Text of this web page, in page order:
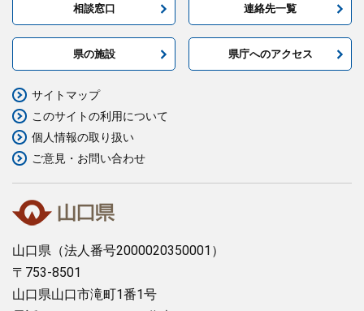
相談窓口 連絡先一覧
県の施設 県庁へのアクセス
山口県 （法人番号2000020350001）
〒753-8501
山口県山口市滝町1番1号
サイトマップ
このサイトの利用について
個人情報の取り扱い
ご意見・お問い合わせ